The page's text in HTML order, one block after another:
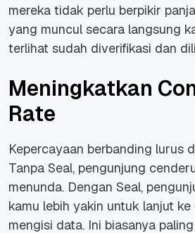
mereka tidak perlu berpikir
yang muncul secara langsung
terlihat sudah diverifikasi dan
Meningkatkan
Rate
Kepercayaan berbanding lurus
Tanpa Seal, pengunjung
menunda. Dengan Seal,
kamu lebih yakin untuk lanjut
mengisi data. Ini biasanya